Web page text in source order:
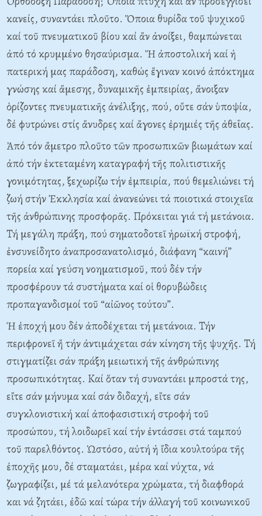
κανείς, συναντάει πλοῦτο. Ὅποια θυρίδα τοῦ ψυχικοῦ
καί τοῦ πνευματικοῦ βίου καί ἄν ἀνοίξει, θαμπώνεται
ἀπό τό κρυμμένο θησαύρισμα. Ἥ ἀποστολική καί ἡ
πατερική μας παράδοση, καθώς ἔγιναν κοινό ἀπόκτημα
γνώσης καί ἄμεσης, δυναμικῆς ἐμπειρίας, ἄνοιξαν
ὁρίζοντες πνευματικῆς ἀνέλιξης, πού, οὔτε σάν ὑποψία,
δέ φυτρώνει στίς ἄνυδρες καί ἄγονες ἐρημιές τῆς ἀθεΐας.
Ἀπό τόν ἄμετρο πλοῦτο τῶν προσωπικῶν βιωμάτων καί
ἀπό τήν ἐκτεταμένη καταγραφή τῆς πολιτιστικῆς
γονιμότητας, ξεχωρίζω τήν ἐμπειρία, πού θεμελιώνει τή
ζωή στήν Ἐκκλησία καί ἀνανεώνει τά ποιοτικά στοιχεῖα
τῆς ἀνθρώπινης προσφορᾶς. Πρόκειται γιά τή μετάνοια.
Τή μεγάλη πράξη, πού σηματοδοτεῖ ἡρωϊκή στροφή,
ἐνσυνείδητο ἀναπροσανατολισμό, διάφανη “καινή”
πορεία καί γεύση νοηματισμοῦ, πού δέν τήν
προσφέρουν τά συστήματα καί οἱ θορυβώδεις
προπαγανδισμοί τοῦ “αἰῶνος τούτου”.
Ἡ ἐποχή μου δέν ἀποδέχεται τή μετάνοια. Τήν
περιφρονεῖ ἤ τήν ἀντιμάχεται σάν κίνηση τῆς ψυχῆς. Τή
στιγματίζει σάν πράξη μειωτική τῆς ἀνθρώπινης
προσωπικότητας. Καί ὅταν τή συναντάει μπροστά της,
εἴτε σάν μήνυμα καί σάν διδαχή, εἴτε σάν
συγκλονιστική καί ἀποφασιστική στροφή τοῦ
προσώπου, τή λοιδωρεῖ καί τήν ἐντάσσει στά ταμπού
τοῦ παρελθόντος. Ὡστόσο, αὐτή ἡ ἴδια κουλτούρα τῆς
ἐποχῆς μου, δέ σταματάει, μέρα καί νύχτα, νά
ζωγραφίζει, μέ τά μελανότερα χρώματα, τή διαφθορά
και νά ζητάει, ἐδῶ καί τώρα τήν ἀλλαγή τοῦ κοινωνικοῦ